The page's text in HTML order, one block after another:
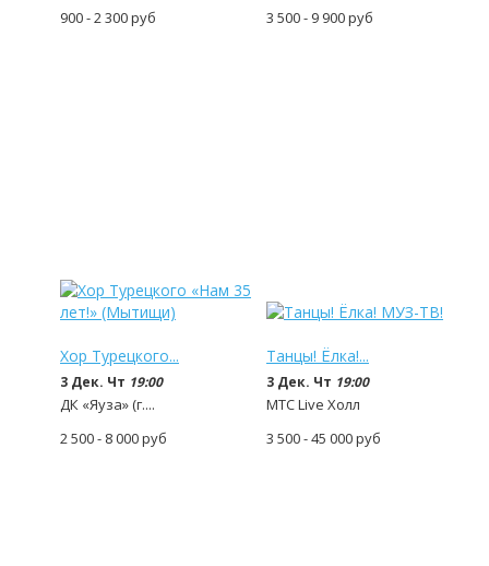
900 - 2 300руб 3 500 - 9 900руб
Хор Турецкого...
3 Дек. Чт 19:00
ДК «Яуза» (г....
2 500 - 8 000руб
Танцы! Ёлка!...
3 Дек. Чт 19:00
МТС Live Холл
3 500 - 45 000руб